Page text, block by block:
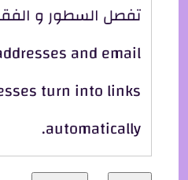
تفصل السطور و
and email
turn into links
automatically.